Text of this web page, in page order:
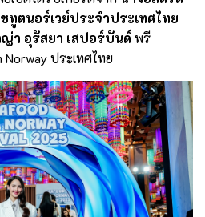
ชทูตนอร์เวย์ประจำประเทศไทย
า อุรัสยา เสปอร์บันด์ พรี
Norway ประเทศไทย